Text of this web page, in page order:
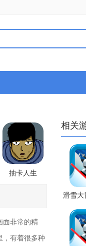
抽卡人生
面非常的精
，有着很多种
相关
滑雪大
费下